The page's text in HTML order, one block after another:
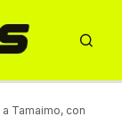
Tamaimo, con